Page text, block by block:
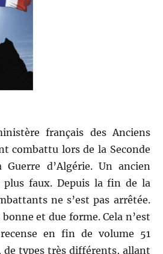
français des Anciens
combattu lors de la Seconde
d’Algérie. Un ancien
plus faux. Depuis la fin de la
ne s’est pas arrêtée.
et due forme. Cela n’est
en fin de volume 51
de types très différents, allant